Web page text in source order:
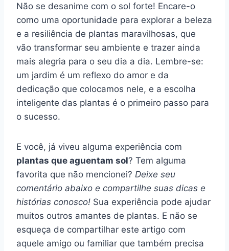
Não se desanime com o sol forte! Encare-o
como uma oportunidade para explorar a beleza
e a resiliência de plantas maravilhosas, que
vão transformar seu ambiente e trazer ainda
mais alegria para o seu dia a dia. Lembre-se:
um jardim é um reflexo do amor e da
dedicação que colocamos nele, e a escolha
inteligente das plantas é o primeiro passo para
o sucesso.
E você, já viveu alguma experiência com
plantas que aguentam sol? Tem alguma
favorita que não mencionei? Deixe seu
comentário abaixo e compartilhe suas dicas e
histórias conosco! Sua experiência pode ajudar
muitos outros amantes de plantas. E não se
esqueça de compartilhar este artigo com
aquele amigo ou familiar que também precisa